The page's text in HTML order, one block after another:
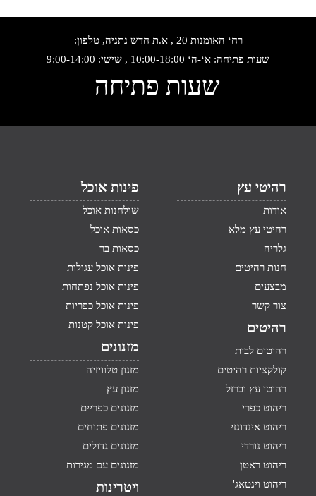
רח‘ האומנות 20 , א.ת חדש נתניה, טלפון:
שעות פתיחה: א‘-ה‘ 10:00-18:00 , שישי: 9:00-14:00
שעות פתיחה
רהיטי עץ
אודות
רהיטי עץ מלא
גלריה
חנות רהיטים
מבצעים
צור קשר
רהיטים
רהיטים לבית
קולקציות רהיטים
רהיטי עץ וברזל
ריהוט כפרי
ריהוט אינדונזי
ריהוט נורדי
ריהוט ראטן
ריהוט וינטאג'
פינות אוכל
שולחנות אוכל
כסאות אוכל
כסאות בר
פינות אוכל עגולות
פינות אוכל נפתחות
פינות אוכל כפריות
פינות אוכל קטנות
מזנונים
מזנון טלוויזיה
מזנון עץ
מזנונים כפריים
מזנונים פתוחים
מזנונים גדולים
מזנונים עם מגירות
ויטרינות